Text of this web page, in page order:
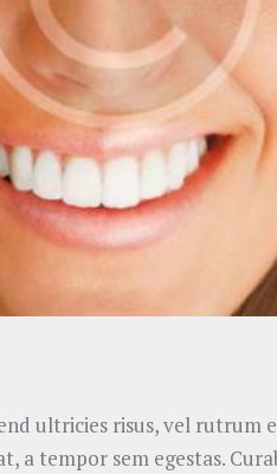
ultricies risus, vel rutrum
a tempor sem egestas.